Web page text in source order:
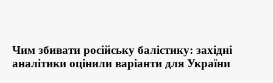
Чим збивати російську балістику: західні
аналітики оцінили варіанти для України